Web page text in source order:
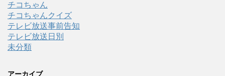
チコちゃん
チコちゃんクイズ
テレビ放送事前告知
テレビ放送日別
未分類
アーカイブ